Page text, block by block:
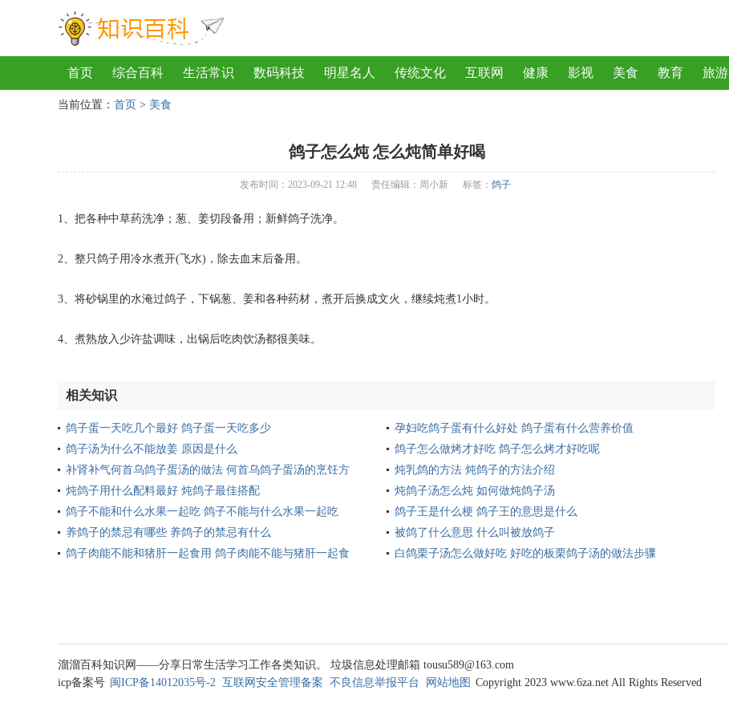
首页 综合百科 生活常识 数码科技 明星名人 传统文化 互联网 健康 影视 美食 教育 旅游
地理 房产 金融
当前位置： 首页 > 美食
鸽子怎么炖 怎么炖简单好喝
发布时间：2023-09-21 12:48 责任编辑：周小新 标签： 鸽子
1、把各种中草药洗净；葱、姜切段备用；新鲜鸽子洗净。
2、整只鸽子用冷水煮开(飞水)，除去血末后备用。
3、将砂锅里的水淹过鸽子，下锅葱、姜和各种药材，煮开后换成文火，继续炖煮1小时。
4、煮熟放入少许盐调味，出锅后吃肉饮汤都很美味。
相关知识
鸽子蛋一天吃几个最好 鸽子蛋一天吃多少
孕妇吃鸽子蛋有什么好处 鸽子蛋有什么营养价值
鸽子汤为什么不能放姜 原因是什么
鸽子怎么做烤才好吃 鸽子怎么烤才好吃呢
补肾补气何首乌鸽子蛋汤的做法 何首乌鸽子蛋汤的烹饪方
法
炖乳鸽的方法 炖鸽子的方法介绍
炖鸽子用什么配料最好 炖鸽子最佳搭配
炖鸽子汤怎么炖 如何做炖鸽子汤
鸽子不能和什么水果一起吃 鸽子不能与什么水果一起吃
鸽子王是什么梗 鸽子王的意思是什么
养鸽子的禁忌有哪些 养鸽子的禁忌有什么
被鸽了什么意思 什么叫被放鸽子
鸽子肉能不能和猪肝一起食用 鸽子肉能不能与猪肝一起食
白鸽栗子汤怎么做好吃 好吃的板栗鸽子汤的做法步骤
溜溜百科知识网——分享日常生活学习工作各类知识。 垃圾信息处理邮箱 tousu589@163.com
icp备案号 闽ICP备14012035号-2 互联网安全管理备案 不良信息举报平台 网站地图 Copyright 2023 www.6za.net All Rights Reserved